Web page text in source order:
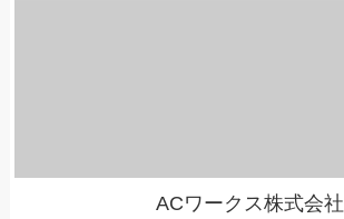
ACワークス株式会社